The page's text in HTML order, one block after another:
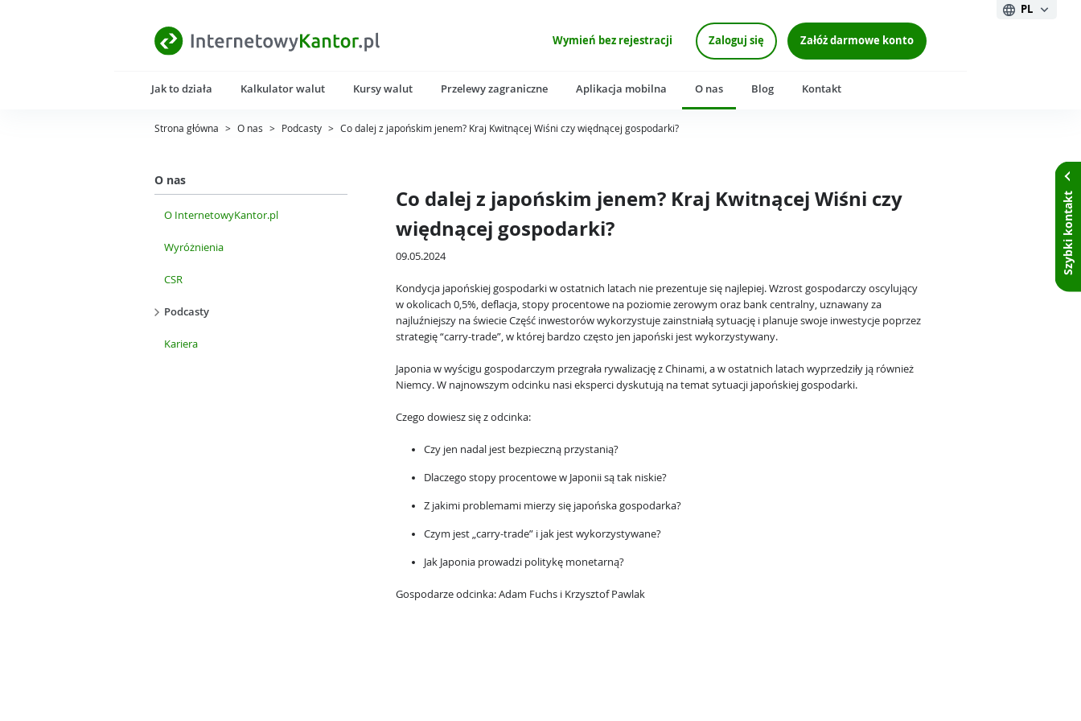
Wymień bez rejestracji Zaloguj się Załóż darmowe konto
PL
Jak to działa Kalkulator walut Kursy walut Przelewy zagraniczne Aplikacja mobilna O nas Blog Kontakt
Strona główna > O nas > Podcasty > Co dalej z japońskim jenem? Kraj Kwitnącej Wiśni czy więdnącej gospodarki?
O nas
O InternetowyKantor.pl
Wyróżnienia
CSR
Podcasty
Kariera
Co dalej z japońskim jenem? Kraj Kwitnącej Wiśni czy
więdnącej gospodarki?
09.05.2024
Kondycja japońskiej gospodarki w ostatnich latach nie prezentuje się najlepiej. Wzrost gospodarczy oscylujący
w okolicach 0,5%, deflacja, stopy procentowe na poziomie zerowym oraz bank centralny, uznawany za
najluźniejszy na świecie Część inwestorów wykorzystuje zainstniałą sytuację i planuje swoje inwestycje poprzez
strategię “carry-trade”, w której bardzo często jen japoński jest wykorzystywany.
Japonia w wyścigu gospodarczym przegrała rywalizację z Chinami, a w ostatnich latach wyprzedziły ją również
Niemcy. W najnowszym odcinku nasi eksperci dyskutują na temat sytuacji japońskiej gospodarki.
Czego dowiesz się z odcinka:
Czy jen nadal jest bezpieczną przystanią?
Dlaczego stopy procentowe w Japonii są tak niskie?
Z jakimi problemami mierzy się japońska gospodarka?
Czym jest „carry-trade” i jak jest wykorzystywane?
Jak Japonia prowadzi politykę monetarną?
Gospodarze odcinka: Adam Fuchs i Krzysztof Pawlak
Szybki kontakt